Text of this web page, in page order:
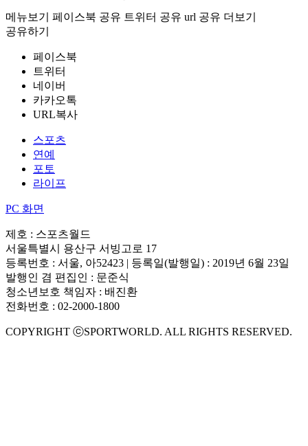
메뉴보기 페이스북 공유 트위터 공유 url 공유 더보기
공유하기
페이스북
트위터
네이버
카카오톡
URL복사
스포츠
연예
포토
라이프
PC 화면
제호 : 스포츠월드
서울특별시 용산구 서빙고로 17
등록번호 : 서울, 아52423 | 등록일(발행일) : 2019년 6월 23일
발행인 겸 편집인 : 문준식
청소년보호 책임자 : 배진환
전화번호 : 02-2000-1800
COPYRIGHT ⓒSPORTWORLD. ALL RIGHTS RESERVED.